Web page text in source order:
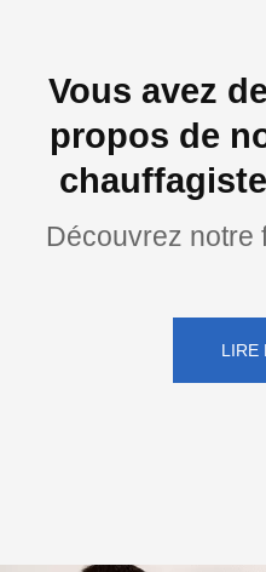
Vous avez
propos de
Découvrez notre
LIRE